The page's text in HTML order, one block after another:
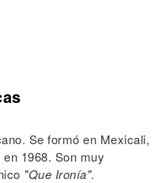
Se formó en Mexicali,
1968. Son muy
"Que Ironía".